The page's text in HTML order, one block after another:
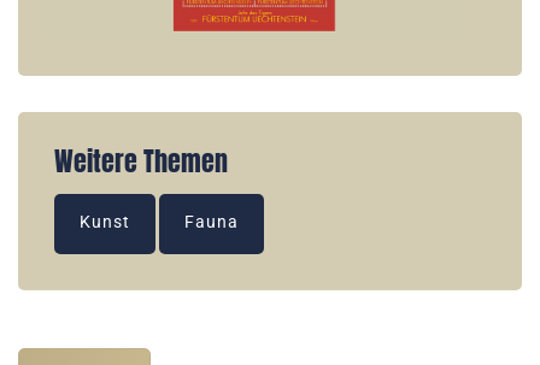
Weitere Themen
Kunst Fauna